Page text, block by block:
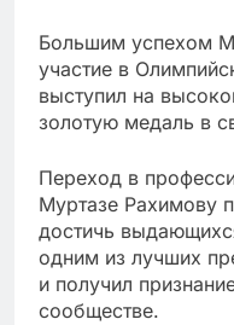
Большим успехом
участие в
выступил на
золотую медаль в
Переход в
Муртазе Рахимову
достичь
одним из лучших
и получил
сообществе.